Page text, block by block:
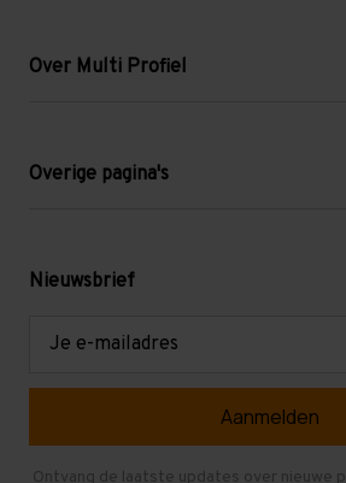
Over Multi Profiel
Blog
Levering en afhalen
Overige pagina's
Mezzanine
Gebruikte entresolvloeren
Nieuwsbrief
Ontvang de laatste updates over nieuwe